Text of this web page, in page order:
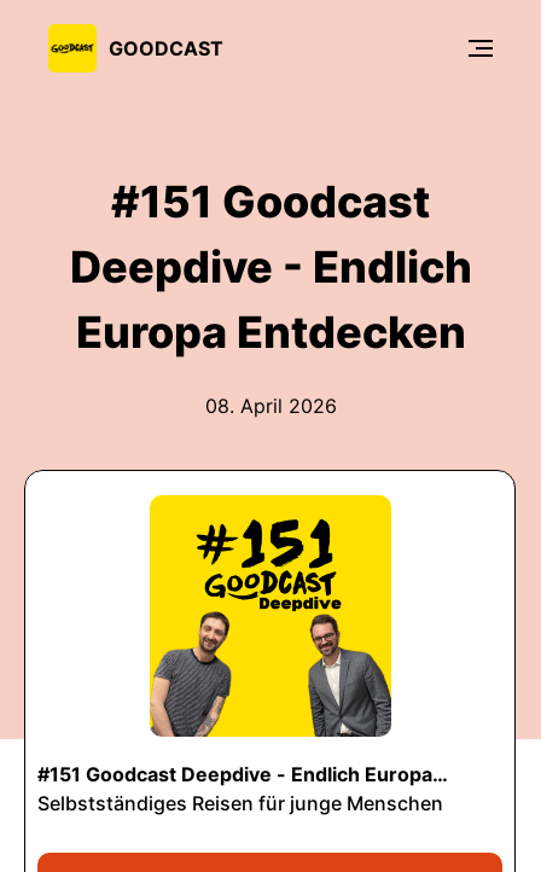
GOODCAST
#151 Goodcast
Deepdive - Endlich
Europa Entdecken
08. April 2026